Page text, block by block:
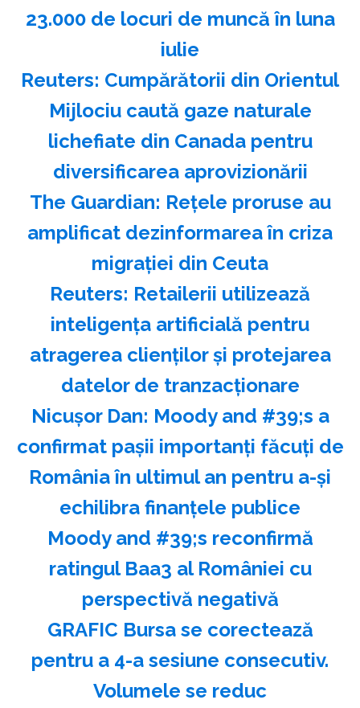
23.000 de locuri de muncă în luna
iulie
Reuters: Cumpărătorii din Orientul
Mijlociu caută gaze naturale
lichefiate din Canada pentru
diversificarea aprovizionării
The Guardian: Reţele proruse au
amplificat dezinformarea în criza
migraţiei din Ceuta
Reuters: Retailerii utilizează
inteligenţa artificială pentru
atragerea clienţilor şi protejarea
datelor de tranzacţionare
Nicuşor Dan: Moody and #39;s a
confirmat paşii importanţi făcuţi de
România în ultimul an pentru a-şi
echilibra finanţele publice
Moody and #39;s reconfirmă
ratingul Baa3 al României cu
perspectivă negativă
GRAFIC Bursa se corectează
pentru a 4-a sesiune consecutiv.
Volumele se reduc